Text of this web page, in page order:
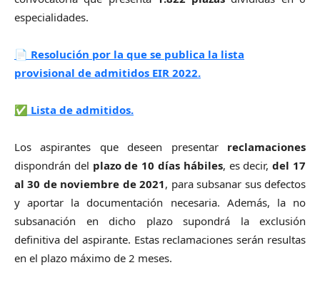
especialidades.
📄 Resolución por la que se publica la lista
provisional de admitidos EIR 2022.
✅ Lista de admitidos.
Los aspirantes que deseen presentar reclamaciones
dispondrán del plazo de 10 días hábiles, es decir,del 17
al 30 de noviembre de 2021, para subsanar sus defectos
y aportar la documentación necesaria. Además, la no
subsanación en dicho plazo supondrá la exclusión
definitiva del aspirante. Estas reclamaciones serán resultas
en el plazo máximo de 2 meses.